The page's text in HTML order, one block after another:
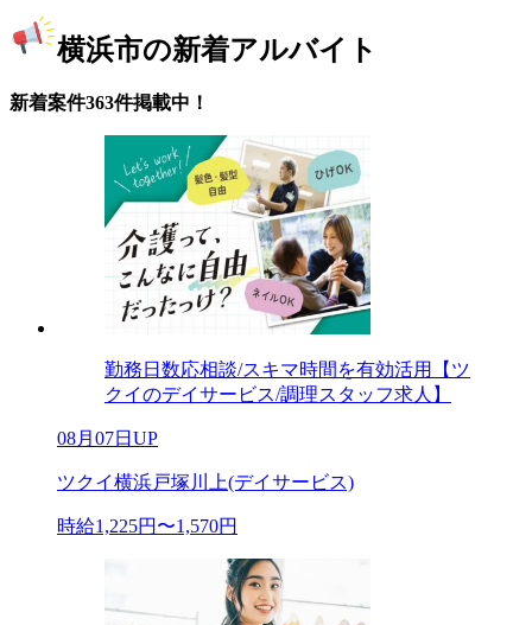
横浜市の新着アルバイト
新着案件363件掲載中！
勤務日数応相談/スキマ時間を有効活用【ツ
クイのデイサービス/調理スタッフ求人】
08月07日UP
ツクイ横浜戸塚川上(デイサービス)
時給1,225円〜1,570円